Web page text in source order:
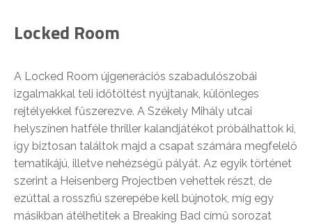
Locked Room
A Locked Room újgenerációs szabadulószobái
izgalmakkal teli időtöltést nyújtanak, különleges
rejtélyekkel fűszerezve. A Székely Mihály utcai
helyszínen hatféle thriller kalandjátékot próbálhattok ki,
így biztosan találtok majd a csapat számára megfelelő
tematikájú, illetve nehézségű pályát. Az egyik történet
szerint a Heisenberg Projectben vehettek részt, de
ezúttal a rosszfiú szerepébe kell bújnotok, míg egy
másikban átélhetitek a Breaking Bad című sorozat